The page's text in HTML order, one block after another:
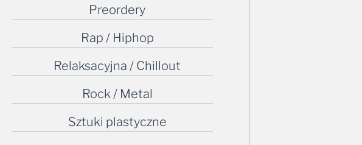
Preordery
Rap / Hiphop
Relaksacyjna / Chillout
Rock / Metal
Sztuki plastyczne